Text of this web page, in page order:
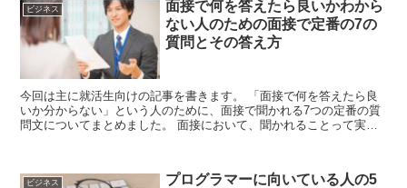
ビジネス
面接で何を答えたら良いかわから
ない人のための面接で定番の7の
質問とその答え方
今回は主に就活生向けの記事を書きます。 「面接で何を答えたら良
いか分からない」という人のために、面接で聞かれる7つの定番の質
問文についてまとめました。 面接において、聞かれることって実は
ビジネス
プログラマーに向いている人の5